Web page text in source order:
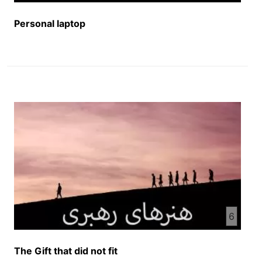
Personal laptop
6
The Gift that did not fit